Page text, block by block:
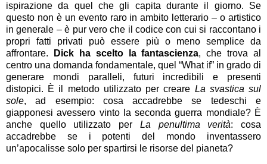
ispirazione da quel che gli capita durante il giorno. Se
questo non è un evento raro in ambito letterario – o artistico
in generale – è pur vero che il codice con cui si raccontano i
propri fatti privati può essere più o meno semplice da
affrontare.
Dick ha scelto la fantascienza, che trova al
centro una domanda fondamentale, quel “What if” in grado di
generare mondi paralleli, futuri incredibili e presenti
distopici. È il metodo utilizzato per creare La svastica sul
sole, ad esempio: cosa accadrebbe se tedeschi e
giapponesi avessero vinto la seconda guerra mondiale? È
anche quello utilizzato per La penultima verità: cosa
accadrebbe se i potenti del mondo inventassero
un’apocalisse solo per spartirsi le risorse del pianeta?